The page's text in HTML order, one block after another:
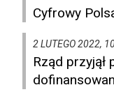
Cyfrowy
2 LUTEGO 2022,
Rząd przyjął